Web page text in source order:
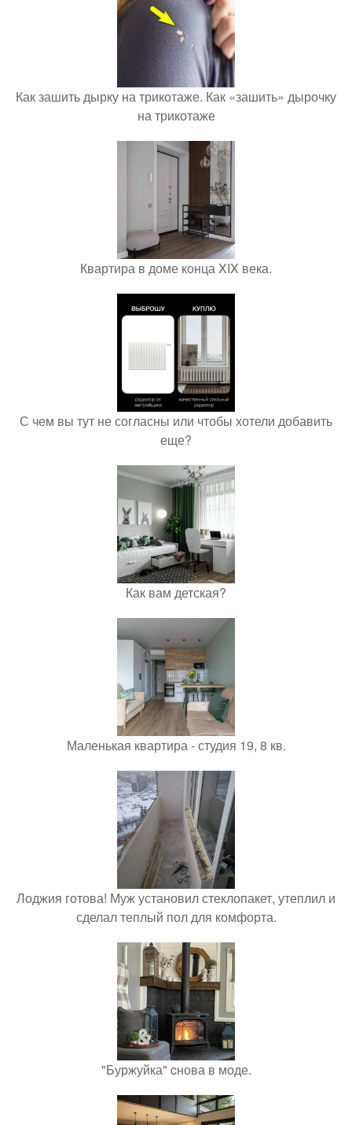
Как зашить дырку на трикотаже. Как «зашить» дырочку
на трикотаже
Квартира в доме конца XIX века.
С чем вы тут не согласны или чтобы хотели добавить
еще?
Как вам детская?
Маленькая квартира - студия 19, 8 кв.
Лоджия готова! Муж установил стеклопакет, утеплил и
сделал теплый пол для комфорта.
"Буржуйка" cнова в моде.